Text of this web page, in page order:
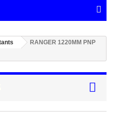
RANGER 1220MM PNP